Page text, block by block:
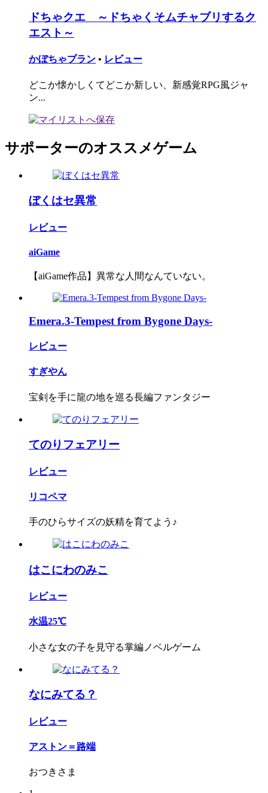
ドちゃクエ ～ドちゃくそムチャブリするク
エスト～
かぼちゃプラン • レビュー
どこか懐かしくてどこか新しい、新感覚RPG風ジャ
ン...
サポーターのオススメゲーム
ぼくはセ異常
レビュー
aiGame
【aiGame作品】異常な人間なんていない。
Emera.3-Tempest from Bygone Days-
レビュー
すぎやん
宝剣を手に龍の地を巡る長編ファンタジー
てのりフェアリー
レビュー
リコペマ
手のひらサイズの妖精を育てよう♪
はこにわのみこ
レビュー
水温25℃
小さな女の子を見守る掌編ノベルゲーム
なにみてる？
レビュー
アストン＝路端
おつきさま